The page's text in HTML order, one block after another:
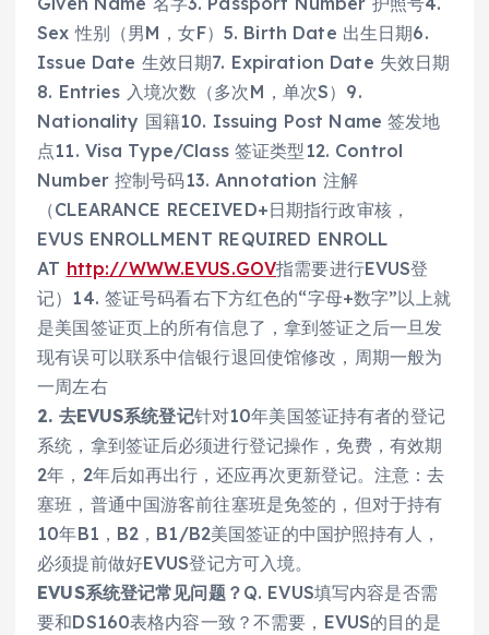
Sex 性别（男M，女F）5. Birth Date 出生日期6.
Issue Date 生效日期7. Expiration Date 失效日期
8. Entries 入境次数（多次M，单次S）9.
Nationality 国籍10. Issuing Post Name 签发地
点11. Visa Type/Class 签证类型12. Control
Number 控制号码13. Annotation 注解
（CLEARANCE RECEIVED+日期指行政审核，
EVUS ENROLLMENT REQUIRED ENROLL
AT http://WWW.EVUS.GOV指需要进行EVUS登
记）14. 签证号码看右下方红色的“字母+数字”以上就
是美国签证页上的所有信息了，拿到签证之后一旦发
现有误可以联系中信银行退回使馆修改，周期一般为
一周左右
2. 去EVUS系统登记针对10年美国签证持有者的登记
系统，拿到签证后必须进行登记操作，免费，有效期
2年，2年后如再出行，还应再次更新登记。注意：去
塞班，普通中国游客前往塞班是免签的，但对于持有
10年B1，B2，B1/B2美国签证的中国护照持有人，
必须提前做好EVUS登记方可入境。
EVUS系统登记常见问题？ Q. EVUS填写内容是否需
要和DS160表格内容一致？不需要，EVUS的目的是